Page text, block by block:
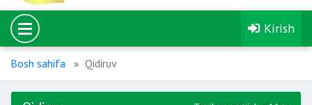
Kirish
Bosh sahifa Qidiruv